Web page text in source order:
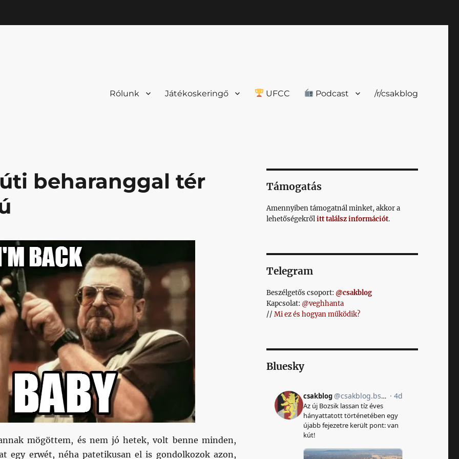
Rólunk Játékoskeringő UFCC Podcast /r/csakblog
beharanggal tér
mögöttem, és nem jó hetek, volt benne minden,
egy erwét, néha patetikusan el is gondolkozok azon,
Támogatás
Amennyiben támogatnál minket, akkor a
lehetőségekrőlitt találsz információt.
Telegram
Beszélgetős csoport: @csakblog
Kapcsolat: @veghhanta
// Mi ez és hogyan működik?
Bluesky